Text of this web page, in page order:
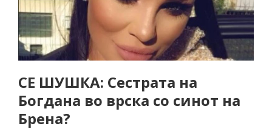
СЕ ШУШКА: Сестрата на
Богдана во врска со синот на
Брена?